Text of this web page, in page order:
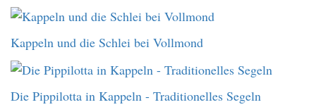
Kappeln und die Schlei bei Vollmond
Die Pippilotta in Kappeln - Traditionelles Segeln